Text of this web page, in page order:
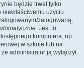
będzie trwał tylko
użyciu
zalogowaną,
. Jest to
komputera, np.
w szkole lub na
administrator ją wyłączył.